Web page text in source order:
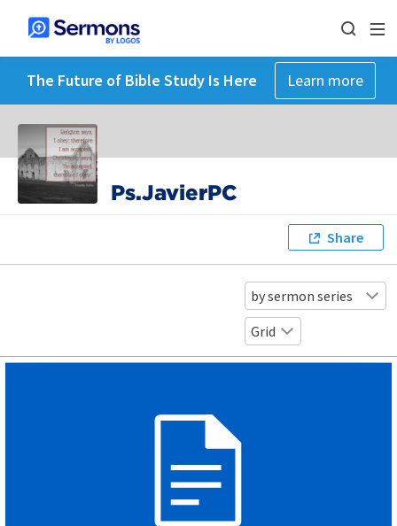
The Future of Bible Study Is Here Learn more
Ps.JavierPC
Share
by sermon series
Grid